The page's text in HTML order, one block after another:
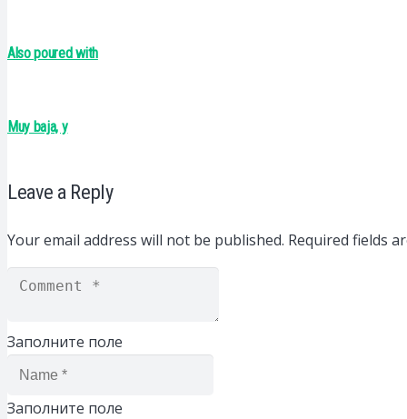
Also poured with
Muy baja, y
Leave a Reply
Your email address will not be published. Required fields
Заполните поле
Заполните поле